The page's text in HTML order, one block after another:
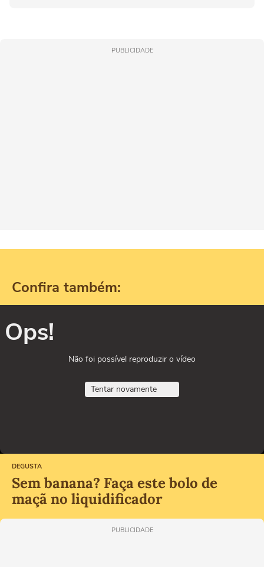
PUBLICIDADE
Confira também:
Ops!
Não foi possível reproduzir o vídeo
Tentar novamente
DEGUSTA
Sem banana? Faça este bolo de
maçã no liquidificador
PUBLICIDADE